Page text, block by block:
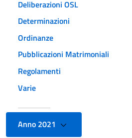
Deliberazioni OSL
Determinazioni
Ordinanze
Pubblicazioni Matrimoniali
Regolamenti
Varie
Anno 2021